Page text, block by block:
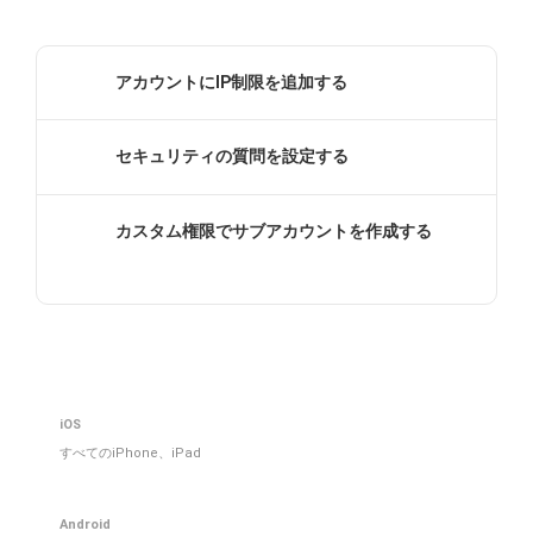
アカウントにIP制限を追加する
セキュリティの質問を設定する
カスタム権限でサブアカウントを作成する
iOS
すべてのiPhone、iPad
Android